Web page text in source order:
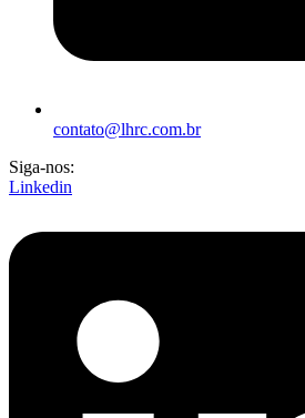
contato@lhrc.com.br
Siga-nos:
Linkedin